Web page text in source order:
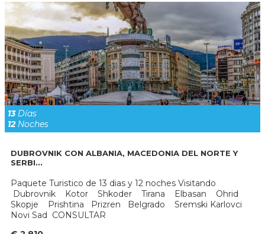
13Días
12Noches
DUBROVNIK CON ALBANIA, MACEDONIA DEL NORTE Y
SERBI...
Paquete Turistico de 13 dias y 12 noches Visitando
Dubrovnik Kotor Shkoder Tirana Elbasan Ohrid
Skopje Prishtina Prizren Belgrado Sremski Karlovci
Novi Sad CONSULTAR